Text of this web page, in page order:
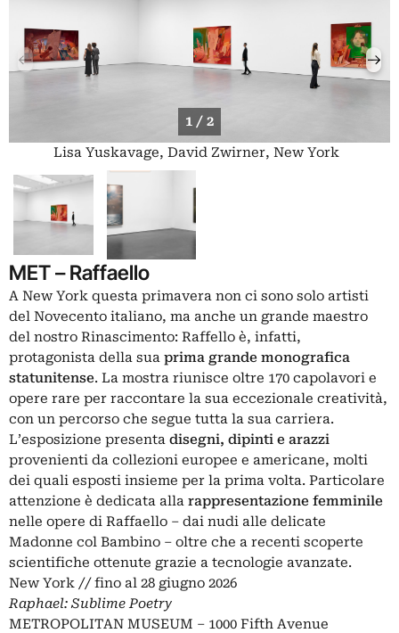
1 / 2
Lisa Yuskavage, David Zwirner, New York
MET – Raffaello
A New York questa primavera non ci sono solo artisti
del Novecento italiano, ma anche un grande maestro
del nostro Rinascimento: Raffello è, infatti,
protagonista della sua prima grande monografica
statunitense. La mostra riunisce oltre 170 capolavori e
opere rare per raccontare la sua eccezionale creatività,
con un percorso che segue tutta la sua carriera.
L’esposizione presenta disegni, dipinti e arazzi
provenienti da collezioni europee e americane, molti
dei quali esposti insieme per la prima volta. Particolare
attenzione è dedicata alla rappresentazione femminile
nelle opere di Raffaello – dai nudi alle delicate
Madonne col Bambino – oltre che a recenti scoperte
scientifiche ottenute grazie a tecnologie avanzate.
New York // fino al 28 giugno 2026
Raphael: Sublime Poetry
METROPOLITAN MUSEUM – 1000 Fifth Avenue